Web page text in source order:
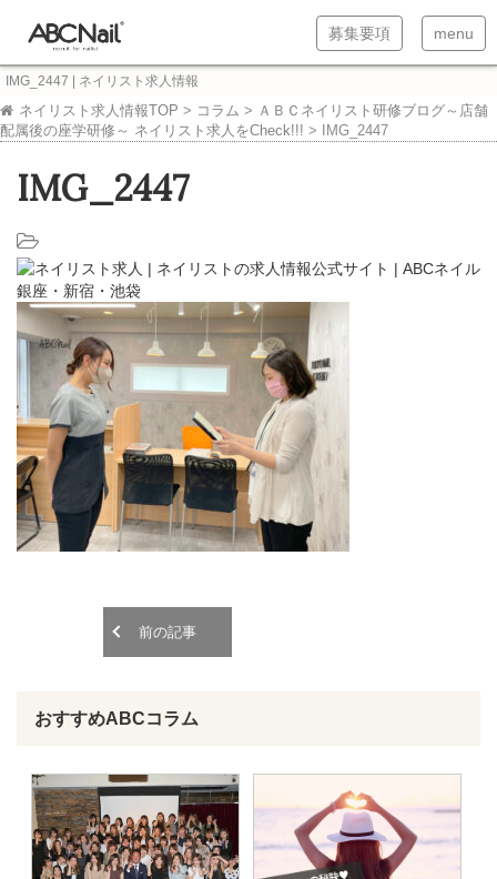
T
o
g
a
v
g
i
募集要項
T
o
a
menu
IMG_2447 | ネイリスト求人情報
ネイリスト求人情報TOP > コラム > ＡＢＣネイリスト研修ブログ～店舗
配属後の座学研修～ ネイリスト求人をCheck!!! > IMG_2447
IMG_2447
前の記事
おすすめABCコラム